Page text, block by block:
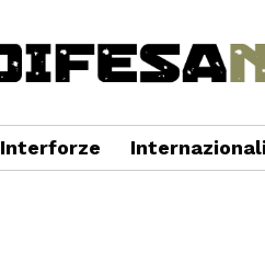
Interforze Internazionali